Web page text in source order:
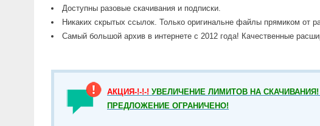
Доступны разовые скачивания и подписки.
Никаких скрытых ссылок. Только оригинальне файлы прямиком от
Самый большой архив в интернете с 2012 года! Качественные
АКЦИЯ-!-!-! УВЕЛИЧЕНИЕ ЛИМИТОВ НА
ПРЕДЛОЖЕНИЕ ОГРАНИЧЕНО!